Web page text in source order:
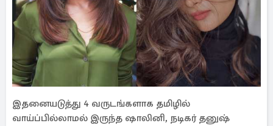
இதனையடுத்து 4 வருடங்களாக தமிழில்
வாய்ப்பில்லாமல் இருந்த ஷாலினி, நடிகர் தனுஷ்